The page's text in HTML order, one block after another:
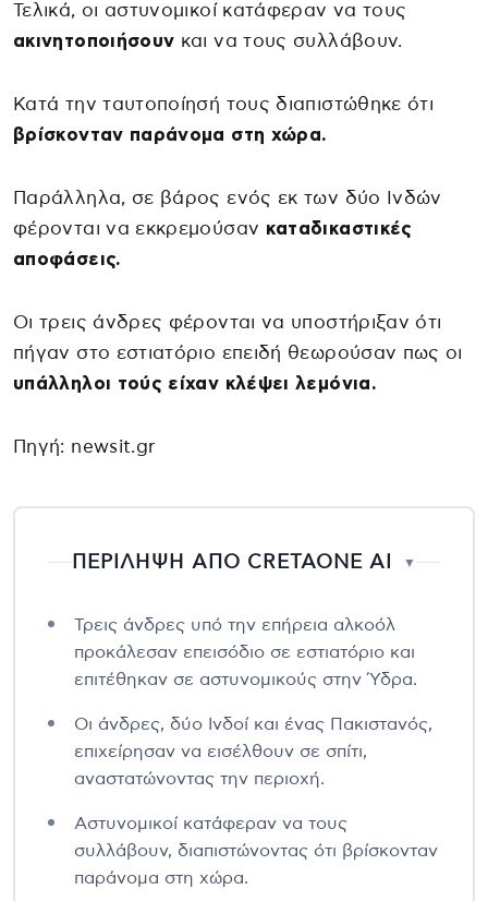
Τελικά, οι αστυνομικοί κατάφεραν να τους
ακινητοποιήσουν και να τους συλλάβουν.
Κατά την ταυτοποίησή τους διαπιστώθηκε ότι
βρίσκονταν παράνομα στη χώρα.
Παράλληλα, σε βάρος ενός εκ των δύο Ινδών
φέρονται να εκκρεμούσαν καταδικαστικές
αποφάσεις.
Οι τρεις άνδρες φέρονται να υποστήριξαν ότι
πήγαν στο εστιατόριο επειδή θεωρούσαν πως οι
υπάλληλοι τούς είχαν κλέψει λεμόνια.
Πηγή: newsit.gr
ΠΕΡΙΛΗΨΗ ΑΠΟ CRETAONE AI ▼
Τρεις άνδρες υπό την επήρεια αλκοόλ
προκάλεσαν επεισόδιο σε εστιατόριο και
επιτέθηκαν σε αστυνομικούς στην Ύδρα.
Οι άνδρες, δύο Ινδοί και ένας Πακιστανός,
επιχείρησαν να εισέλθουν σε σπίτι,
αναστατώνοντας την περιοχή.
Αστυνομικοί κατάφεραν να τους
συλλάβουν, διαπιστώνοντας ότι βρίσκονταν
παράνομα στη χώρα.